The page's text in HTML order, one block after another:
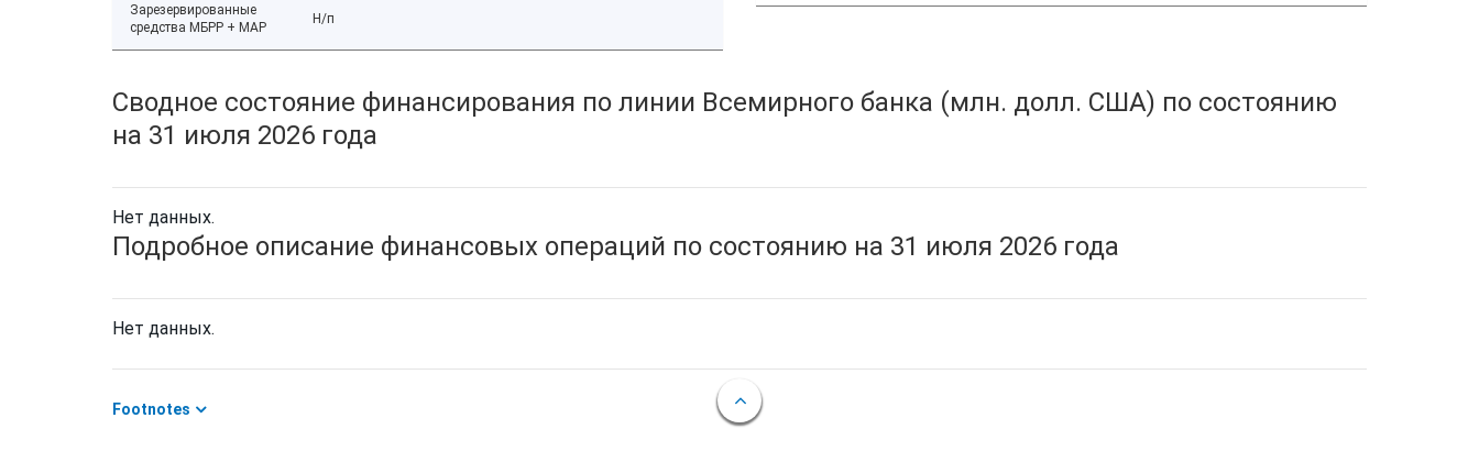
Зарезервированные
средства МБРР + МАР
Н/п
Сводное состояние финансирования по линии Всемирного банка (млн. долл. США) по состоянию
на 31 июля 2026 года
Нет данных.
Подробное описание финансовых операций по состоянию на 31 июля 2026 года
Нет данных.
Footnotes